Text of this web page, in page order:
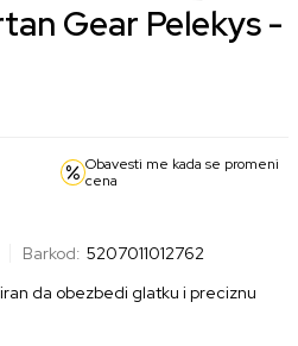
Gear Pelekys -
Obavesti me kada se promeni
cena
Barkod: 5207011012762
da obezbedi glatku i preciznu